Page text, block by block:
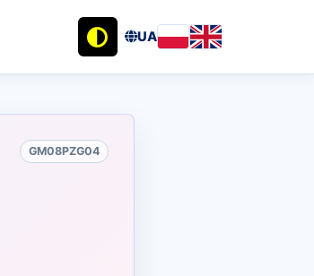
UA
GM08PZG04